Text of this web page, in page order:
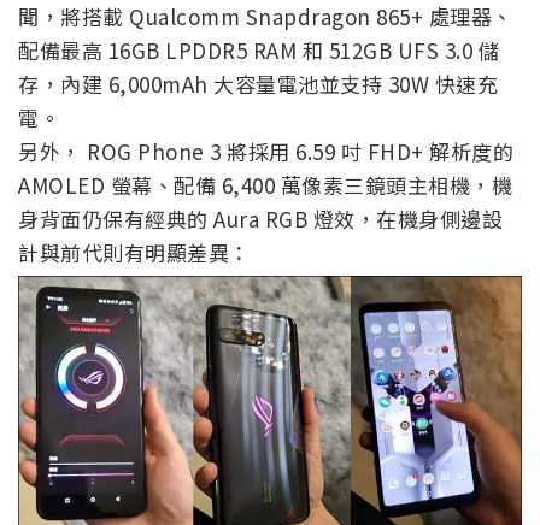
聞，將搭載 Qualcomm Snapdragon 865+ 處理器、
配備最高 16GB LPDDR5 RAM 和 512GB UFS 3.0 儲
存，內建 6,000mAh 大容量電池並支持 30W 快速充
電。
另外， ROG Phone 3 將採用 6.59 吋 FHD+ 解析度的
AMOLED 螢幕、配備 6,400 萬像素三鏡頭主相機，機
身背面仍保有經典的 Aura RGB 燈效，在機身側邊設
計與前代則有明顯差異：